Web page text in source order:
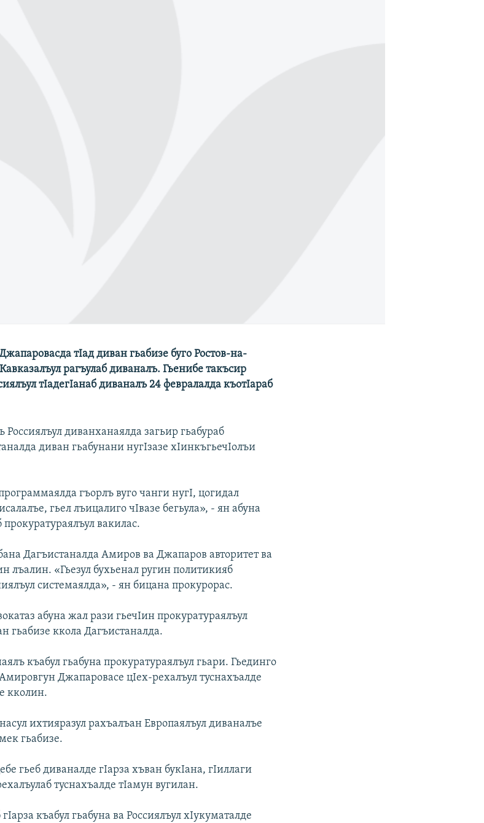
тIад диван гьабизе буго Ростов-на-
рагъулаб диваналъ. Гьенибе такъсир
тIадегIанаб диваналъ 24 февралалда къотIараб
Россиялъул диванханаялда загьир гьабураб
диван гьабунани нугIзазе хIинкъгьечIолъи
гъорлъ вуго чанги нугI, цогидал
гьел лъицалиго чIвазе бегьула», - ян абуна
вакилас.
Дагъистаналда Амиров ва Джапаров авторитет ва
лъалин. «Гьезул бухьенал ругин политикияб
системаялда», - ян бицана прокурорас.
абуна жал рази гьечIин прокуратураялъул
гьабизе ккола Дагъистаналда.
къабул гьабуна прокуратураялъул гьари. Гьединго
Джапаровасе цIех-рехалъул туснахъалде
кколин.
ихтияразул рахъалъан Европаялъул диваналъе
гьабизе.
гьеб диваналде гIарза хъван букIана, гIиллаги
туснахъалде тIамун вугилан.
къабул гьабуна ва Россиялъул хIукуматалде